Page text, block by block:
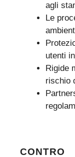
agli
Le
utenti
Rigide
rischio
CONTRO